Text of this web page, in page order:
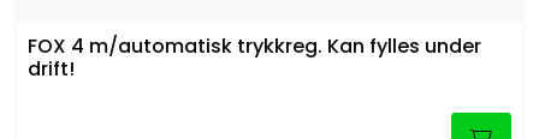
FOX 4 m/automatisk trykkreg. Kan fylles under
drift!